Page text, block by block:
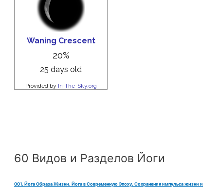
60 Видов и Разделов Йоги
001. Йога Образа Жизни. Йога в Современную Эпоху. Сохранения импульса жизни и